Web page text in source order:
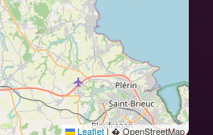
Leaflet|� OpenStreetMap